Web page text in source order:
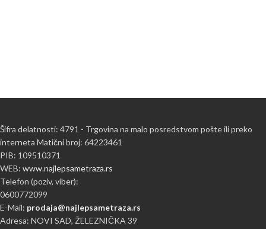
Šifra delatnosti: 4791 - Trgovina na malo posredstvom pošte ili preko
interneta Matični broj: 64223461
PIB: 109510371
WEB: www.najlepsametraza.rs
Telefon (poziv, viber):
0600772099
E-Mail: prodaja@najlepsametraza.rs
Adresa: NOVI SAD, ŽELEZNIČKA 39